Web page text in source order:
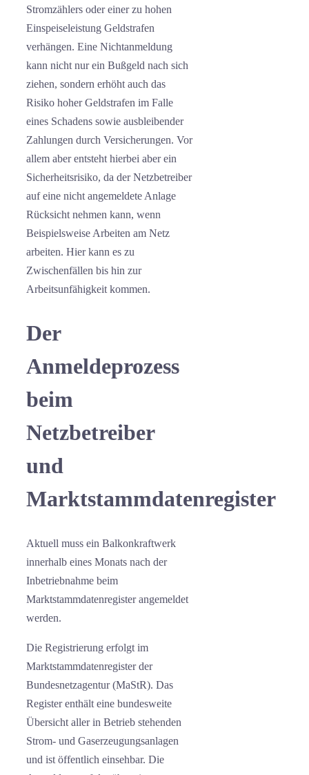
Stromzählers oder einer zu hohen
Einspeiseleistung Geldstrafen
verhängen. Eine Nichtanmeldung
kann nicht nur ein Bußgeld nach sich
ziehen, sondern erhöht auch das
Risiko hoher Geldstrafen im Falle
eines Schadens sowie ausbleibender
Zahlungen durch Versicherungen. Vor
allem aber entsteht hierbei aber ein
Sicherheitsrisiko, da der Netzbetreiber
auf eine nicht angemeldete Anlage
Rücksicht nehmen kann, wenn
Beispielsweise Arbeiten am Netz
arbeiten. Hier kann es zu
Zwischenfällen bis hin zur
Arbeitsunfähigkeit kommen.
Der
Anmeldeprozess
beim
Netzbetreiber
und
Marktstammdatenregister
Aktuell muss ein Balkonkraftwerk
innerhalb eines Monats nach der
Inbetriebnahme beim
Marktstammdatenregister angemeldet
werden.
Die Registrierung erfolgt im
Marktstammdatenregister der
Bundesnetzagentur (MaStR). Das
Register enthält eine bundesweite
Übersicht aller in Betrieb stehenden
Strom- und Gaserzeugungsanlagen
und ist öffentlich einsehbar. Die